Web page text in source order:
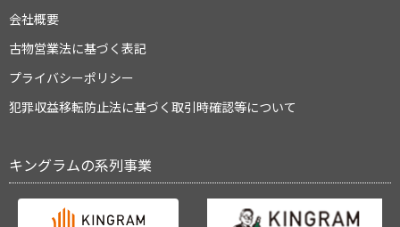
会社概要
古物営業法に基づく表記
プライバシーポリシー
犯罪収益移転防止法に基づく取引時確認等について
キングラムの系列事業